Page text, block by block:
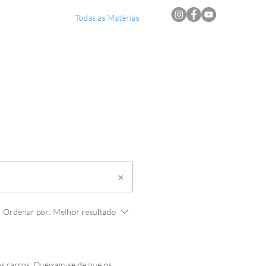
Todas as Matérias
Ordenar por: Melhor resultado